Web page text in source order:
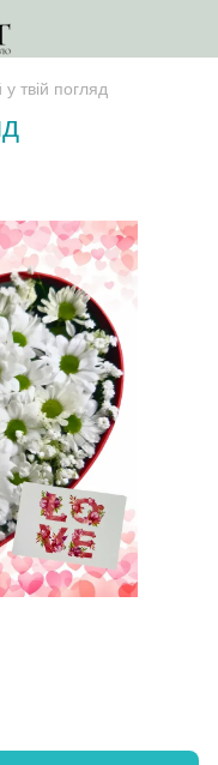
твій погляд